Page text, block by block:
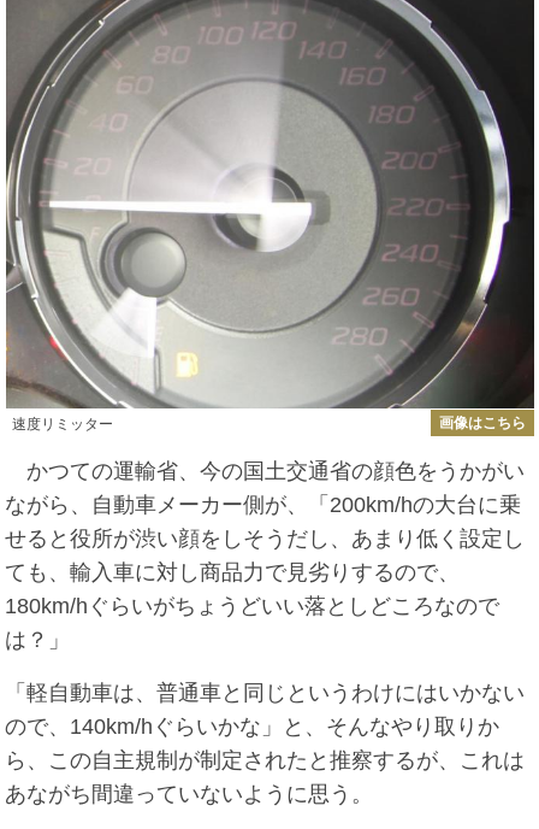
速度リミッター 画像はこちら
かつての運輸省、今の国土交通省の顔色をうかがい
ながら、自動車メーカー側が、「200km/hの大台に乗
せると役所が渋い顔をしそうだし、あまり低く設定し
ても、輸入車に対し商品力で見劣りするので、
180km/hぐらいがちょうどいい落としどころなので
は？」
「軽自動車は、普通車と同じというわけにはいかない
ので、140km/hぐらいかな」と、そんなやり取りか
ら、この自主規制が制定されたと推察するが、これは
あながち間違っていないように思う。